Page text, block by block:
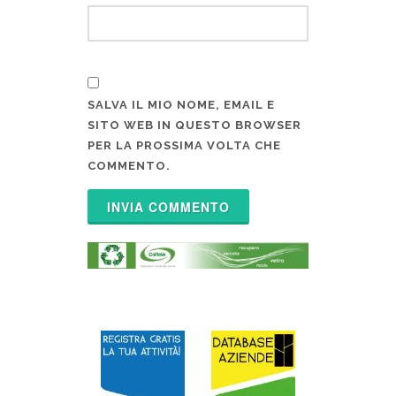
SALVA IL MIO NOME, EMAIL E
SITO WEB IN QUESTO BROWSER
PER LA PROSSIMA VOLTA CHE
COMMENTO.